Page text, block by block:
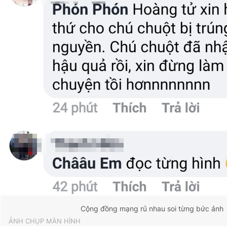
Cộng đồng mạng rủ nhau soi từng bức ảnh
ẢNH CHỤP MÀN HÌNH